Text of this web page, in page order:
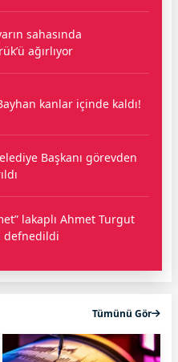
sahasında
ağırlıyor
kanlar içinde kaldı!
Başkanı görevden
lakaplı Ahmet Turgut
defnedildi
Tümünü Gör